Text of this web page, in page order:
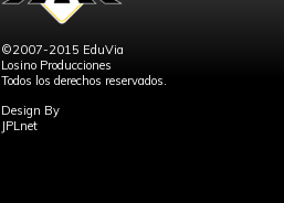
©2007-2015 EduVia
Losino Producciones
Todos los derechos reservados.
Design By
JPLnet